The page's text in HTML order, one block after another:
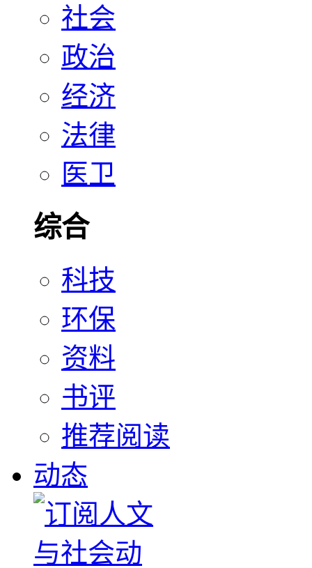
社会
政治
经济
法律
医卫
综合
科技
环保
资料
书评
推荐阅读
动态